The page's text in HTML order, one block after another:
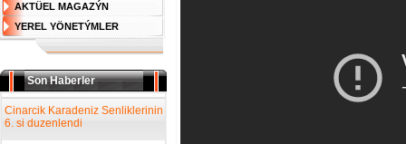
AKTÜEL MAGAZÝN
YEREL YÖNETÝMLER
Son Haberler
Cinarcik Karadeniz Senliklerinin
6. si duzenlendi